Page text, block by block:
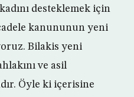
desteklemek için
kanununun yeni
Bilakis yeni
ve asil
Öyle ki içerisine